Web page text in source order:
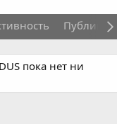
пока нет ни